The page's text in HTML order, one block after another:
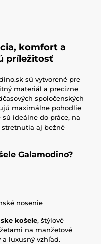
komfort a
príležitosť
sú vytvorené pre
materiál a precízne
spoločenských
maximálne pohodlie
ideálne do práce, na
stretnutia aj bežné
Galamodino?
nosenie
košele, štýlové
na manžetové
luxusný vzhľad.